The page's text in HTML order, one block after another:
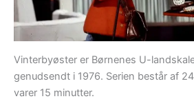
Vinterbyøster er Børnenes U-
genudsendt i 1976. Serien består af
varer 15 minutter.